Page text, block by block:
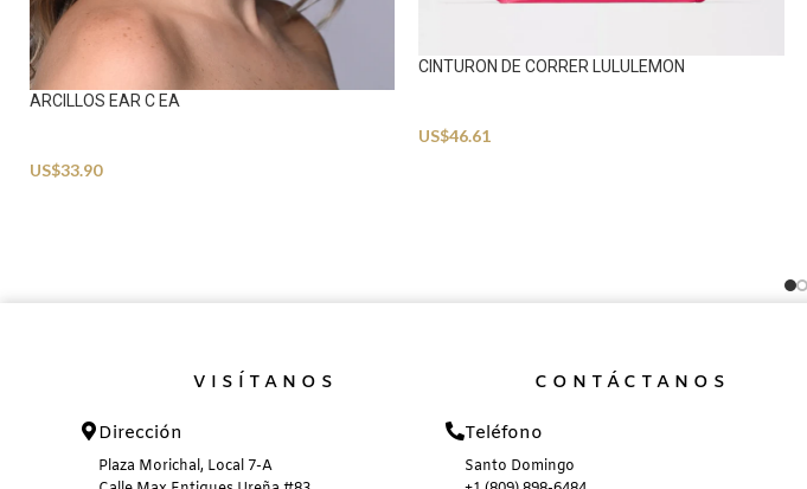
ARCILLOS EAR C EA
US$33.90
CINTURON DE CORRER LULULEMON
US$46.61
VISÍTANOS
Dirección
Plaza Morichal, Local 7-A
CONTÁCTANOS
Teléfono
Santo Domingo